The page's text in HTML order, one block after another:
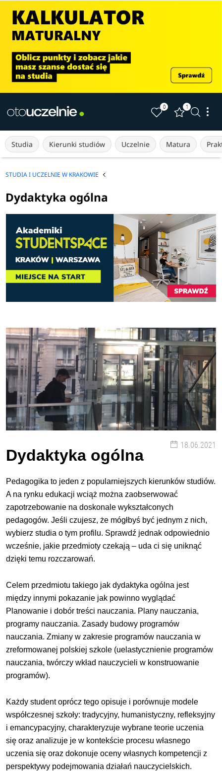
0 1
Studia Kierunki studiów Uczelnie Matura
STUDIA I UCZELNIE W KRAKOWIE
Dydaktyka ogólna
18.06.2021
Dydaktyka ogólna
Pedagogika to jeden z popularniejszych kierunków studiów.
A na rynku edukacji wciąż można zaobserwować
zapotrzebowanie na doskonale wykształconych
pedagogów. Jeśli czujesz, że mógłbyś być jednym z nich,
wybierz studia o tym profilu. Sprawdź jednak odpowiednio
wcześnie, jakie przedmioty czekają – uda ci się uniknąć
dzięki temu rozczarowań.
Celem przedmiotu takiego jak dydaktyka ogólna jest
między innymi pokazanie jak powinno wyglądać
Planowanie i dobór treści nauczania. Plany nauczania,
programy nauczania. Zasady budowy programów
nauczania. Zmiany w zakresie programów nauczania w
zreformowanej polskiej szkole (uelastycznienie programów
nauczania, twórczy wkład nauczycieli w konstruowanie
programów).
Każdy student oprócz tego opisuje i porównuje modele
współczesnej szkoły: tradycyjny, humanistyczny, refleksyjny
i emancypacyjny, charakteryzuje wybrane teorie uczenia
się oraz analizuje je w kontekście procesu własnego
uczenia się oraz dokonuje oceny własnych kompetencji z
perspektywy podejmowania działań nauczycielskich.